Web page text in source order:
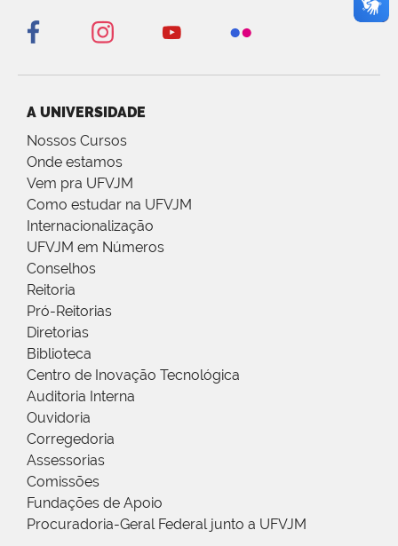
A UNIVERSIDADE
Nossos Cursos
Onde estamos
Vem pra UFVJM
Como estudar na UFVJM
Internacionalização
UFVJM em Números
Conselhos
Reitoria
Pró-Reitorias
Diretorias
Biblioteca
Centro de Inovação Tecnológica
Auditoria Interna
Ouvidoria
Corregedoria
Assessorias
Comissões
Fundações de Apoio
Procuradoria-Geral Federal junto a UFVJM